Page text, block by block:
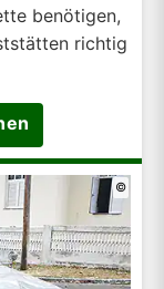
benötigen,
richtig
©